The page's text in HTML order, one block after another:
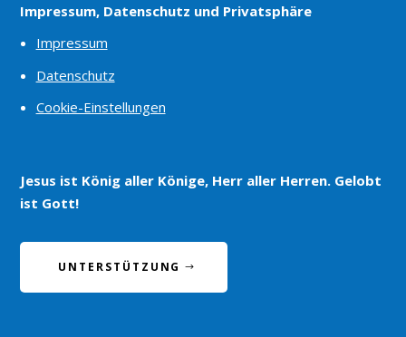
Impressum, Datenschutz und Privatsphäre
Impressum
Datenschutz
Cookie-Einstellungen
Jesus ist König aller Könige, Herr aller Herren. Gelobt
ist Gott!
UNTERSTÜTZUNG